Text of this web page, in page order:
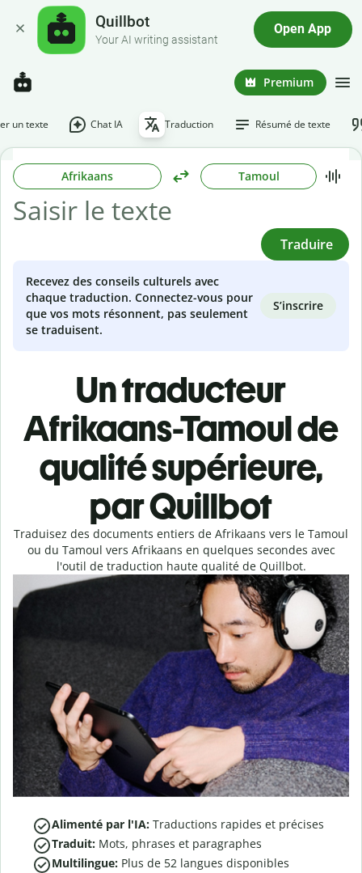
Quillbot
Your AI writing assistant
Open App
Premium
un texte Chat IA Traduction Résumé de texte
Afrikaans Tamoul
Traduire
Recevez des conseils culturels avec
chaque traduction. Connectez-vous pour
que vos mots résonnent, pas seulement
se traduisent.
S’inscrire
Un traducteur
Afrikaans-Tamoul de
qualité supérieure,
par Quillbot
Traduisez des documents entiers de Afrikaans vers le Tamoul
ou du Tamoul vers Afrikaans en quelques secondes avec
l'outil de traduction haute qualité de Quillbot.
Alimenté par l'IA: Traductions rapides et précises
Traduit: Mots, phrases et paragraphes
Multilingue: Plus de 52 langues disponibles